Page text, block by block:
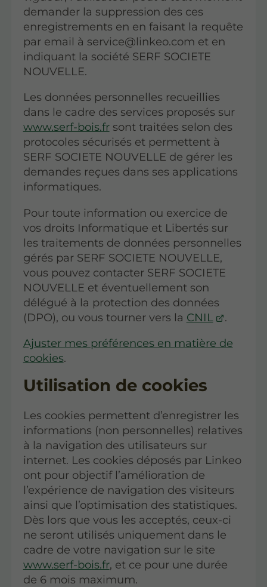
demander la suppression des ces
enregistrements en en faisant la requête
par email à service@linkeo.com et en
indiquant la société SERF SOCIETE
NOUVELLE.
Les données personnelles recueillies
dans le cadre des services proposés sur
www.serf-bois.frsont traitées selon des
protocoles sécurisés et permettent à
SERF SOCIETE NOUVELLE de gérer les
demandes reçues dans ses applications
informatiques.
Pour toute information ou exercice de
vos droits Informatique et Libertés sur
les traitements de données personnelles
gérés par SERF SOCIETE NOUVELLE,
vous pouvez contacter SERF SOCIETE
NOUVELLE et éventuellement son
délégué à la protection des données
(DPO), ou vous tourner vers la CNIL
.
Ajuster mes préférences en matière de
cookies.
Utilisation de cookies
Les cookies permettent d’enregistrer les
informations (non personnelles) relatives
à la navigation des utilisateurs sur
internet. Les cookies déposés par Linkeo
ont pour objectif l’amélioration de
l’expérience de navigation des visiteurs
ainsi que l’optimisation des statistiques.
Dès lors que vous les acceptés, ceux-ci
ne seront utilisés uniquement dans le
cadre de votre navigation sur le site
www.serf-bois.fr, et ce pour une durée
de 6 mois maximum.